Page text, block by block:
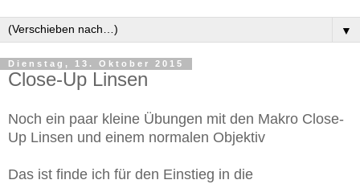
▼
Dienstag, 13. Oktober 2015
Close-Up Linsen
Noch ein paar kleine Übungen mit den Makro Close-
Up Linsen und einem normalen Objektiv
Das ist finde ich für den Einstieg in die